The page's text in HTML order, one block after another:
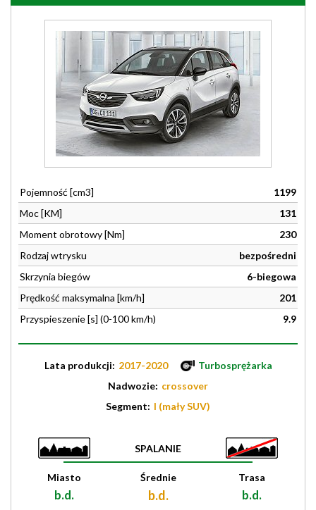
Pojemność [cm3]
1199
Moc [KM]
131
Moment obrotowy [Nm]
230
Rodzaj wtrysku
bezpośredni
Skrzynia biegów
6-biegowa
Prędkość maksymalna [km/h]
201
Przyspieszenie [s] (0-100 km/h)
9.9
Lata produkcji: 2017-2020
Turbosprężarka
Nadwozie: crossover
Segment: I (mały SUV)
SPALANIE
Miasto
b.d.
Średnie
b.d.
Trasa
b.d.